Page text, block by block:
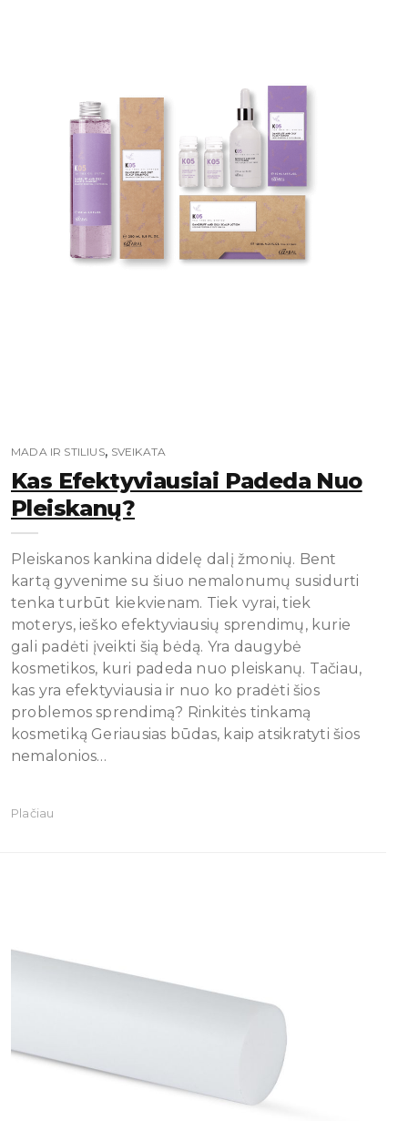
MADA IR STILIUS, SVEIKATA
Kas Efektyviausiai Padeda Nuo
Pleiskanų?
Pleiskanos kankina didelę dalį žmonių. Bent
kartą gyvenime su šiuo nemalonumų susidurti
tenka turbūt kiekvienam. Tiek vyrai, tiek
moterys, ieško efektyviausių sprendimų, kurie
gali padėti įveikti šią bėdą. Yra daugybė
kosmetikos, kuri padeda nuo pleiskanų. Tačiau,
kas yra efektyviausia ir nuo ko pradėti šios
problemos sprendimą? Rinkitės tinkamą
kosmetiką Geriausias būdas, kaip atsikratyti šios
nemalonios…
Plačiau